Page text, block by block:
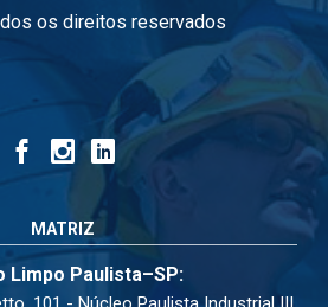
os direitos reservados
MATRIZ
Limpo Paulista–SP: